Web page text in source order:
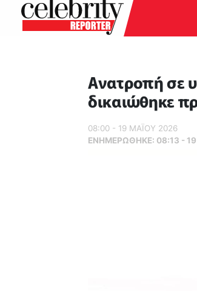
Ανατροπή σε
δικαιώθηκε
08:00 - 19 ΜΑΪ́ΟΥ 2026
ΕΝΗΜΕΡΏΘΗΚΕ: 08:13 -